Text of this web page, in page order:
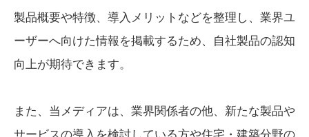
製品概要や特徴、導入メリットなどを整理し、業界ユ
ーザーへ向けた情報を掲載するため、自社製品の認知
向上が期待できます。
また、当メディアは、業界関係者の他、新たな製品や